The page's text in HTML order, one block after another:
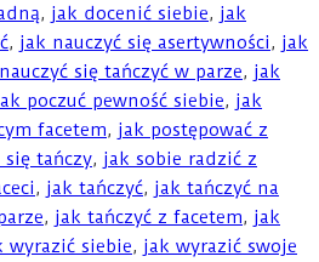
, jak docenić siebie, jak
, jak nauczyć się asertywności, jak
się tańczyć w parze, jak
poczuć pewność siebie, jak
facetem, jak postępować z
się tańczy, jak sobie radzić z
, jak tańczyć, jak tańczyć na
, jak tańczyć z facetem, jak
wyrazić siebie, jak wyrazić swoje